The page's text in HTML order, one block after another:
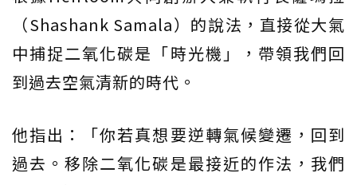
（Shashank Samala）的說法，直接從大氣
中捕捉二氧化碳是「時光機」，帶領我們回
到過去空氣清新的時代。
他指出：「你若真想要逆轉氣候變遷，回到
過去。移除二氧化碳是最接近的作法，我們